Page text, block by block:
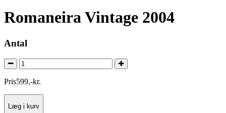
Romaneira Vintage 2004
Antal
Pris599,-kr.
Læg i kurv